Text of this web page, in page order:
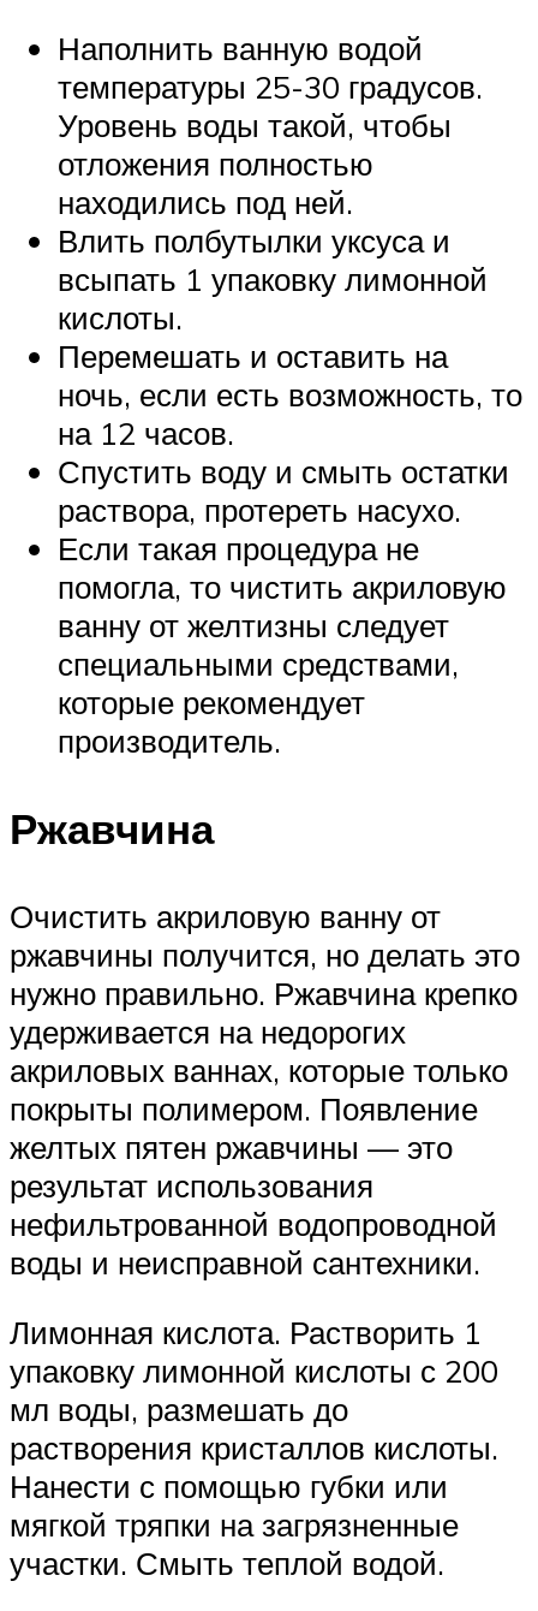
Наполнить ванную водой
температуры 25-30 градусов.
Уровень воды такой, чтобы
отложения полностью
находились под ней.
Влить полбутылки уксуса и
всыпать 1 упаковку лимонной
кислоты.
Перемешать и оставить на
ночь, если есть возможность, то
на 12 часов.
Спустить воду и смыть остатки
раствора, протереть насухо.
Если такая процедура не
помогла, то чистить акриловую
ванну от желтизны следует
специальными средствами,
которые рекомендует
производитель.
Ржавчина
Очистить акриловую ванну от
ржавчины получится, но делать это
нужно правильно. Ржавчина крепко
удерживается на недорогих
акриловых ваннах, которые только
покрыты полимером. Появление
желтых пятен ржавчины — это
результат использования
нефильтрованной водопроводной
воды и неисправной сантехники.
Лимонная кислота. Растворить 1
упаковку лимонной кислоты с 200
мл воды, размешать до
растворения кристаллов кислоты.
Нанести с помощью губки или
мягкой тряпки на загрязненные
участки. Смыть теплой водой.